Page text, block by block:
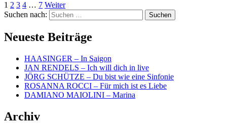
1 2 3 4 … 7 Weiter
Suchen nach:
Neueste Beiträge
HAASINGER – In Saigon
JAN RENDELS – Ich will dich in live
JÖRG SCHÜTZE – Du bist wie eine Sinfonie
ROSANNA ROCCI – Für mich ist es Liebe
DAMIANO MAIOLINI – Marina
Archiv